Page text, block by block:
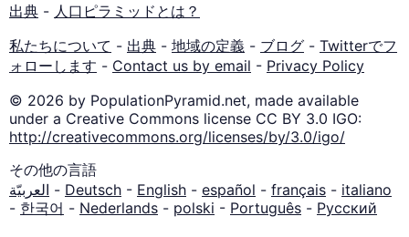
出典 - 人口ピラミッドとは？
私たちについて - 出典 - 地域の定義 - ブログ - Twitterでフ
ォローします - Contact us by email - Privacy Policy
© 2026 by PopulationPyramid.net, made available
under a Creative Commons license CC BY 3.0 IGO:
http://creativecommons.org/licenses/by/3.0/igo/
その他の言語
العربيّة - Deutsch - English - español - français - italiano
- 한국어 - Nederlands - polski - Português - Русский